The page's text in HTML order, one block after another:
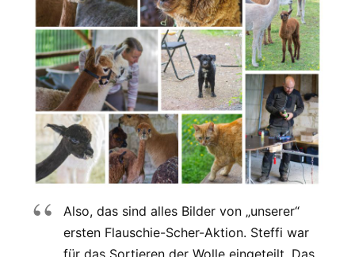
Also, das sind alles Bilder von „unserer“
ersten Flauschie-Scher-Aktion. Steffi war
für das Sortieren der Wolle eingeteilt. Das